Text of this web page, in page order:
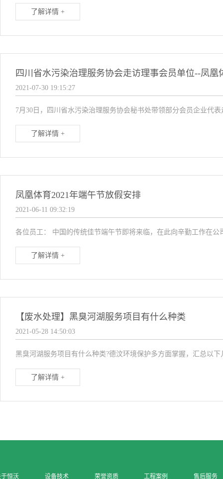
了解详情 +
四川省水污染治理服务协会走访理事会员单位--凤凰
2021-07-30 19:15:27
7月30日，四川省水污染治理服务协会秘书处带领部分会员企业代
了解详情 +
凤凰体育2021年端午节放假安排
2021-06-11 09:32:19
各位员工： 中国的传统佳节端午节即将来临，在此向辛勤工作在
了解详情 +
【废水处理】黑臭河湖服务项目有什么种类
2021-05-28 14:50:03
黑臭河湖服务项目有什么种类?德汶环境保护多方面掌握，汇总以
了解详情 +
恒沃 设备技术 荣誉资质 工程案例 售后服务